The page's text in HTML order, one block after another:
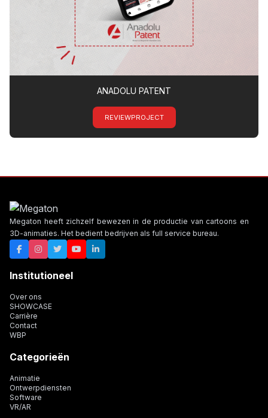
ANADOLU PATENT
REVIEWPROJECT
Megaton heeft zichzelf bewezen in de productie van cartoons en
3D-animaties. Het bedient bedrijven als full service bureau.
Institutioneel
Over ons
SHOWCASE
Carrière
Contact
WBP
Categorieën
Animatie
Ontwerpdiensten
Software
VR/AR